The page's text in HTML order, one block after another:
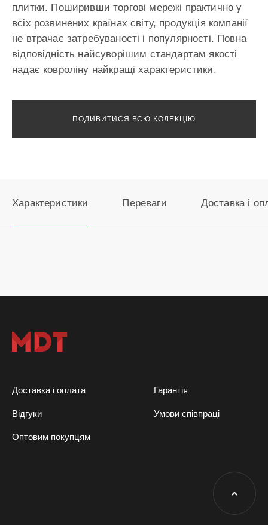
плитки. Поширивши торгові мережі практично у
всіх розвинених країнах світу, продукція компанії
не втрачає затребуваності і популярності. Повна
відповідність найсуворішим стандартам якості
надає ковроліну найкращі характеристики.
ПОДИВИТИСЯ ВСЮ КОЛЕКЦІЮ
Характеристики Переваги Доставка і
Доставка і оплата Гарантія
Відгуки Умови співпраці
Оптовим покупцям